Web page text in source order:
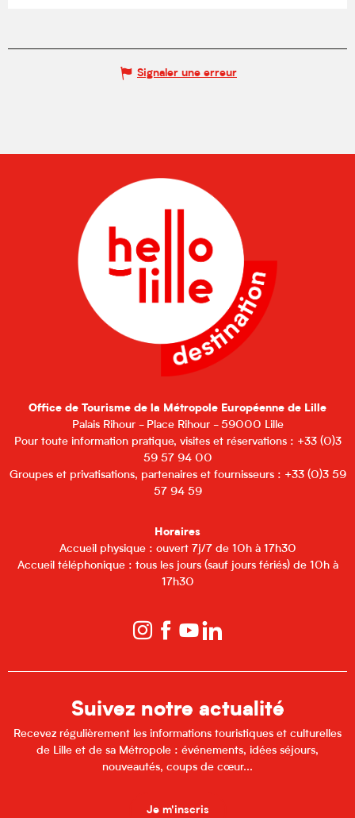
Signaler une erreur
Office de Tourisme de la Métropole Européenne de Lille
Palais Rihour - Place Rihour - 59000 Lille
Pour toute information pratique, visites et réservations : +33 (0)3
59 57 94 00
Groupes et privatisations, partenaires et fournisseurs : +33 (0)3 59
57 94 59
Horaires
Accueil physique : ouvert 7j/7 de 10h à 17h30
Accueil téléphonique : tous les jours (sauf jours fériés) de 10h à
17h30
Suivez notre actualité
Recevez régulièrement les informations touristiques et culturelles
de Lille et de sa Métropole : événements, idées séjours,
nouveautés, coups de cœur...
Je m'inscris